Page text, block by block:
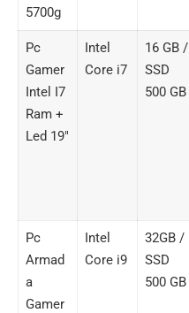
5700g
Pc
Gamer
Intel I7
Ram +
Led 19″
Intel
Core i7
16 GB /
SSD
500 GB
Pc
Armad
a
Gamer
Intel
Core i9
32GB /
SSD
500 GB